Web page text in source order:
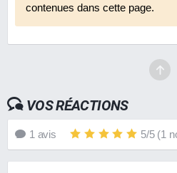
En 2007 8.6
Booster Spirit 2004
Passage de roue
contenues dans cette page.
VOS RÉACTIONS
1 avis 5/5(1